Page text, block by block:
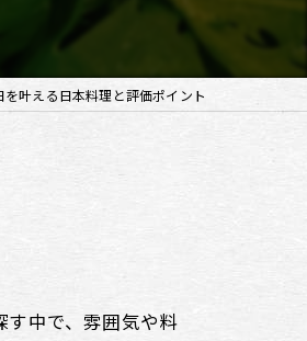
叶える日本料理と評価ポイント
中で、雰囲気や料